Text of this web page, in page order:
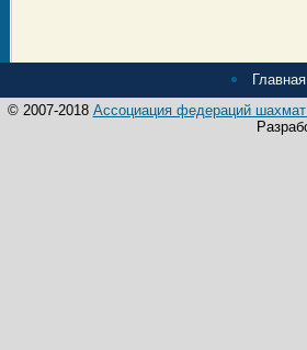
© 2007-2018 Ассоциация федераций